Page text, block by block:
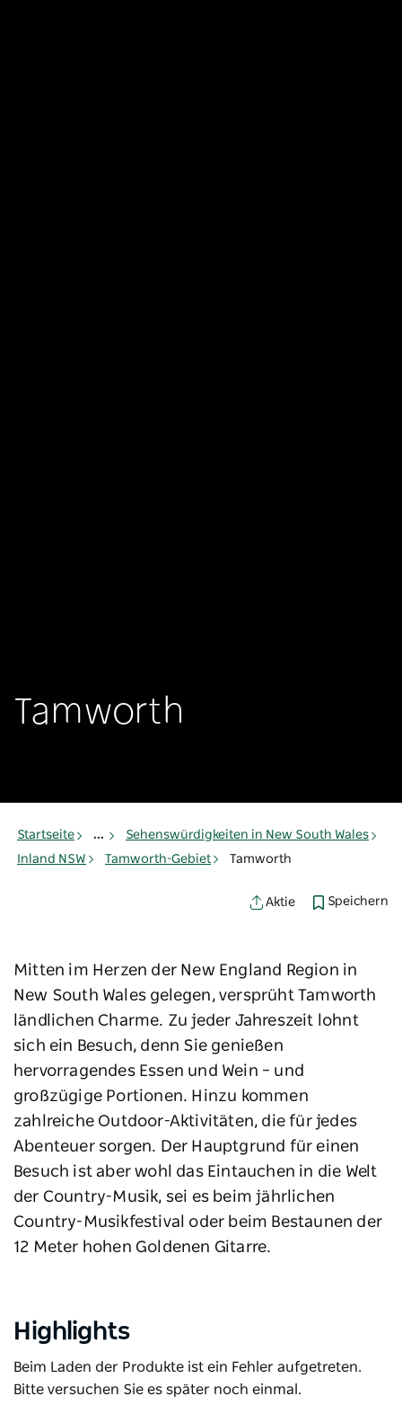
Tamworth
Startseite ...
Sehenswürdigkeiten in New South Wales
Inland NSW
Tamworth-Gebiet Tamworth
Aktie Speichern
Mitten im Herzen der New England Region in
New South Wales gelegen, versprüht Tamworth
ländlichen Charme. Zu jeder Jahreszeit lohnt
sich ein Besuch, denn Sie genießen
hervorragendes Essen und Wein – und
großzügige Portionen. Hinzu kommen
zahlreiche Outdoor-Aktivitäten, die für jedes
Abenteuer sorgen. Der Hauptgrund für einen
Besuch ist aber wohl das Eintauchen in die Welt
der Country-Musik, sei es beim jährlichen
Country-Musikfestival oder beim Bestaunen der
12 Meter hohen Goldenen Gitarre.
Highlights
Beim Laden der Produkte ist ein Fehler aufgetreten.
Bitte versuchen Sie es später noch einmal.